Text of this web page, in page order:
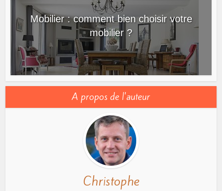
Mobilier : comment bien choisir votre
mobilier ?
A propos de l'auteur
Christophe